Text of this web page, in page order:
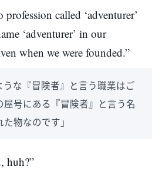
called ‘adventurer’
‘adventurer’ in our
when we were founded.”
うな『冒険者』と言う職業はご
号にある『冒険者』と言う名
物なのです」
huh?”